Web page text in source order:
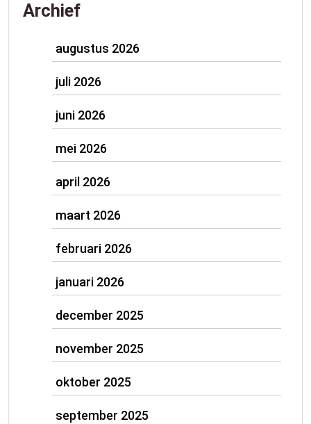
Archief
augustus 2026
juli 2026
juni 2026
mei 2026
april 2026
maart 2026
februari 2026
januari 2026
december 2025
november 2025
oktober 2025
september 2025